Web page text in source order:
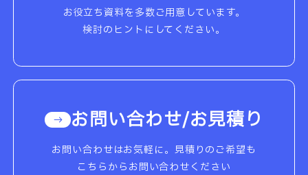
お役立ち資料を多数ご用意しています。
検討のヒントにしてください。
お問い合わせ/お見積り
お問い合わせはお気軽に。見積りのご希望も
こちらからお問い合わせください